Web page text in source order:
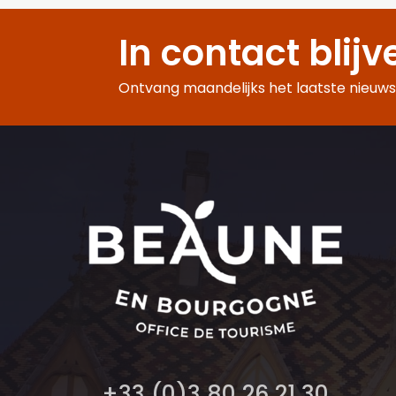
In contact
Ontvang maandelijks het laatste